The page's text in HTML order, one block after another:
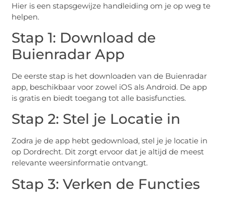
Hier is een stapsgewijze handleiding om je op weg te
helpen.
Stap 1: Download de
Buienradar App
De eerste stap is het downloaden van de Buienradar
app, beschikbaar voor zowel iOS als Android. De app
is gratis en biedt toegang tot alle basisfuncties.
Stap 2: Stel je Locatie in
Zodra je de app hebt gedownload, stel je je locatie in
op Dordrecht. Dit zorgt ervoor dat je altijd de meest
relevante weersinformatie ontvangt.
Stap 3: Verken de Functies